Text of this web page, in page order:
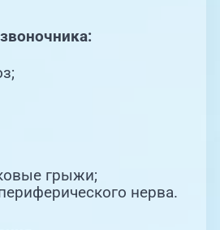
грыжи;
нерва.